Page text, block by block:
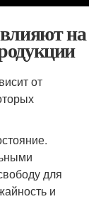
на
от
для
и